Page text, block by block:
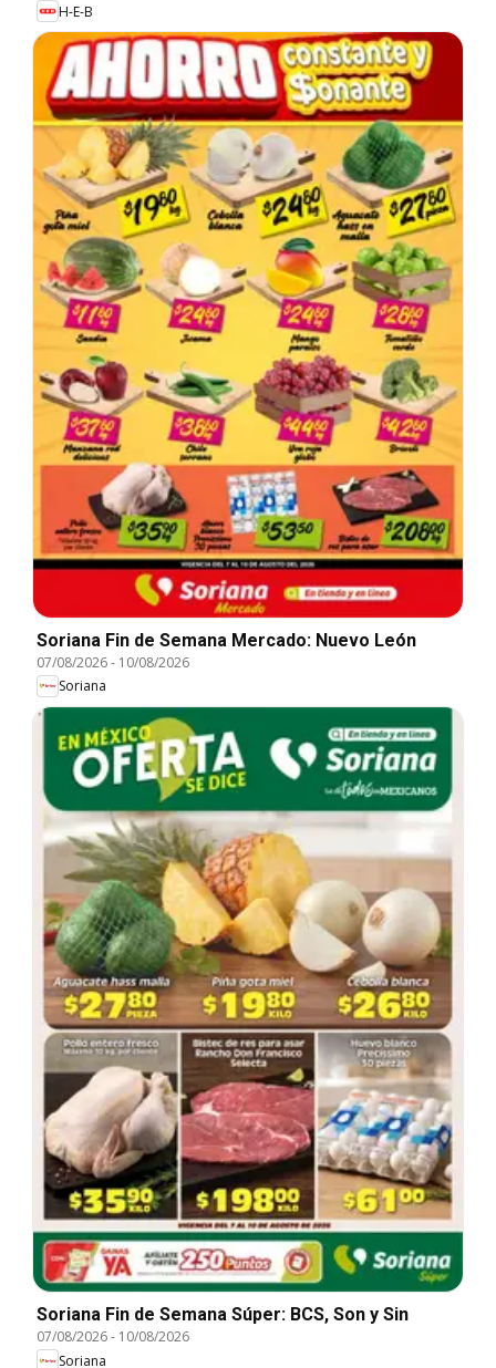
H-E-B
Soriana Fin de Semana Mercado: Nuevo León
07/08/2026- 10/08/2026
Soriana
Soriana Fin de Semana Súper: BCS, Son y Sin
07/08/2026- 10/08/2026
Soriana